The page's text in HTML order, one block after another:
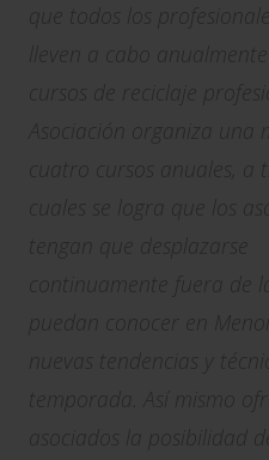
que todos los
cursos de reciclaje
Asociación organiza una
cuales se logra que los
tengan que desplazarse
puedan conocer en
temporada. Así mismo
asociados la posibilidad de